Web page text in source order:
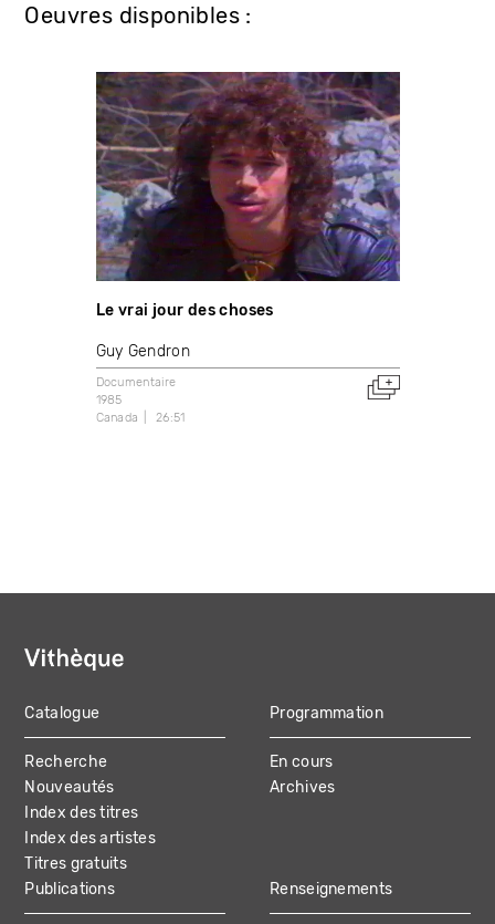
Oeuvres disponibles :
Le vrai jour des choses
Guy Gendron
Documentaire
1985
Canada
26:51
MAIN
NAVIGATION
Catalogue
Recherche
Nouveautés
Index des titres
Index des artistes
Titres gratuits
Programmation
En cours
Archives
Publications Renseignements